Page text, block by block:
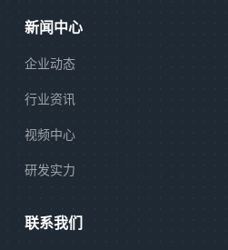
新闻中心
企业动态
行业资讯
视频中心
研发实力
联系我们